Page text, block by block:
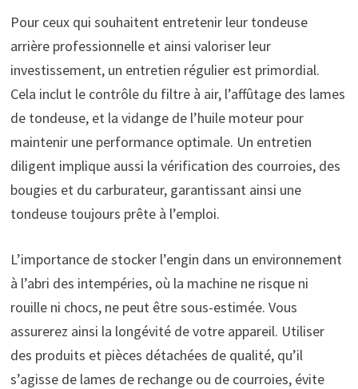
Pour ceux qui souhaitent entretenir leur tondeuse
arrière professionnelle et ainsi valoriser leur
investissement, un entretien régulier est primordial.
Cela inclut le contrôle du filtre à air, l’affûtage des lames
de tondeuse, et la vidange de l’huile moteur pour
maintenir une performance optimale. Un entretien
diligent implique aussi la vérification des courroies, des
bougies et du carburateur, garantissant ainsi une
tondeuse toujours prête à l’emploi.
L’importance de stocker l’engin dans un environnement
à l’abri des intempéries, où la machine ne risque ni
rouille ni chocs, ne peut être sous-estimée. Vous
assurerez ainsi la longévité de votre appareil. Utiliser
des produits et pièces détachées de qualité, qu’il
s’agisse de lames de rechange ou de courroies, évite